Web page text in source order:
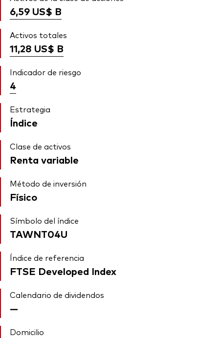
6,59 US$ B
Activos totales
11,28 US$ B
Indicador de riesgo
4
Estrategia
Índice
Clase de activos
Renta variable
Método de inversión
Físico
Símbolo del índice
TAWNT04U
Índice de referencia
FTSE Developed Index
Calendario de dividendos
—
Domicilio